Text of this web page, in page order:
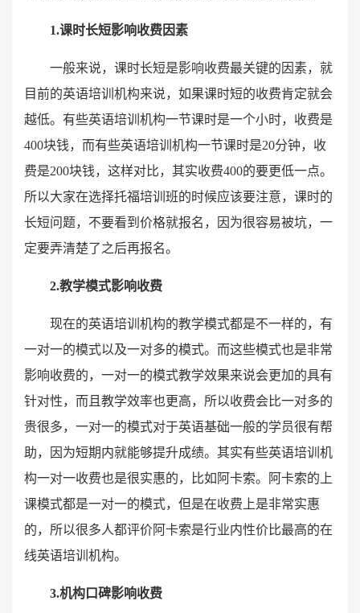
1.课时长短影响收费因素
一般来说，课时长短是影响收费最关键的因素，就
目前的英语培训机构来说，如果课时短的收费肯定就会
越低。有些英语培训机构一节课时是一个小时，收费是
400块钱，而有些英语培训机构一节课时是20分钟，收
费是200块钱，这样对比，其实收费400的要更低一点。
所以大家在选择托福培训班的时候应该要注意，课时的
长短问题，不要看到价格就报名，因为很容易被坑，一
定要弄清楚了之后再报名。
2.教学模式影响收费
现在的英语培训机构的教学模式都是不一样的，有
一对一的模式以及一对多的模式。而这些模式也是非常
影响收费的，一对一的模式教学效果来说会更加的具有
针对性，而且教学效率也更高，所以收费会比一对多的
贵很多，一对一的模式对于英语基础一般的学员很有帮
助，因为短期内就能够提升成绩。其实有些英语培训机
构一对一收费也是很实惠的，比如阿卡索。阿卡索的上
课模式都是一对一的模式，但是在收费上是非常实惠
的，所以很多人都评价阿卡索是行业内性价比最高的在
线英语培训机构。
3.机构口碑影响收费